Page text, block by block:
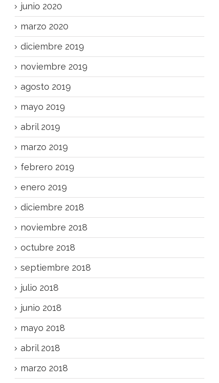
junio 2020
marzo 2020
diciembre 2019
noviembre 2019
agosto 2019
mayo 2019
abril 2019
marzo 2019
febrero 2019
enero 2019
diciembre 2018
noviembre 2018
octubre 2018
septiembre 2018
julio 2018
junio 2018
mayo 2018
abril 2018
marzo 2018